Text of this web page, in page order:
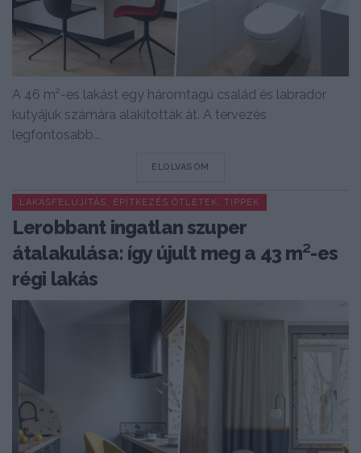
A 46 m²-es lakást egy háromtagú család és labrador
kutyájuk számára alakították át. A tervezés
legfontosabb...
ELOLVASOM
LAKÁSFELÚJÍTÁS, ÉPÍTKEZÉS ÖTLETEK, TIPPEK
Lerobbant ingatlan szuper
átalakulása: így újult meg a 43 m²-es
régi lakás